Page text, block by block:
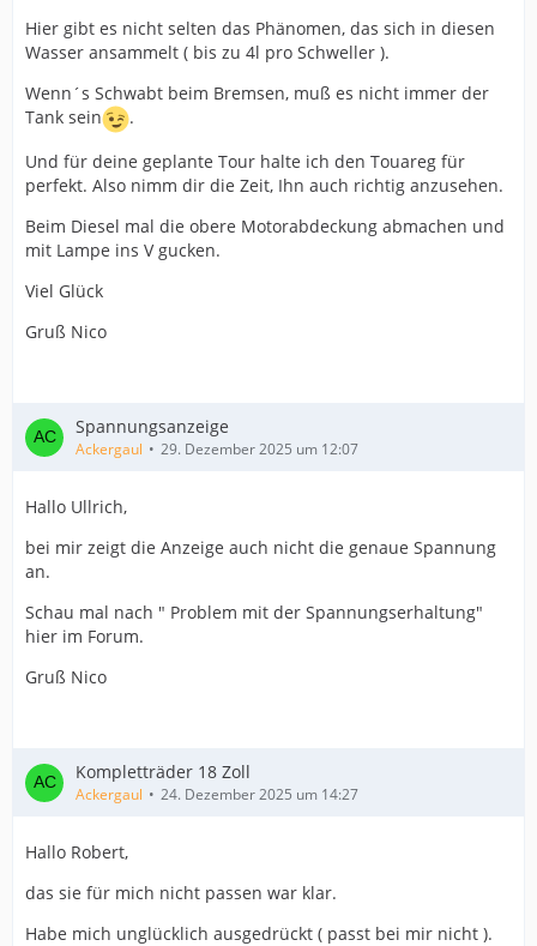
Hier gibt es nicht selten das Phänomen, das sich in diesen
Wasser ansammelt ( bis zu 4l pro Schweller ).
Wenn´s Schwabt beim Bremsen, muß es nicht immer der
Tank sein
.
Und für deine geplante Tour halte ich den Touareg für
perfekt. Also nimm dir die Zeit, Ihn auch richtig anzusehen.
Beim Diesel mal die obere Motorabdeckung abmachen und
mit Lampe ins V gucken.
Viel Glück
Gruß Nico
Spannungsanzeige
Ackergaul 29. Dezember 2025 um 12:07
Hallo Ullrich,
bei mir zeigt die Anzeige auch nicht die genaue Spannung
an.
Schau mal nach " Problem mit der Spannungserhaltung"
hier im Forum.
Gruß Nico
Kompletträder 18 Zoll
Ackergaul 24. Dezember 2025 um 14:27
Hallo Robert,
das sie für mich nicht passen war klar.
Habe mich unglücklich ausgedrückt ( passt bei mir nicht ).